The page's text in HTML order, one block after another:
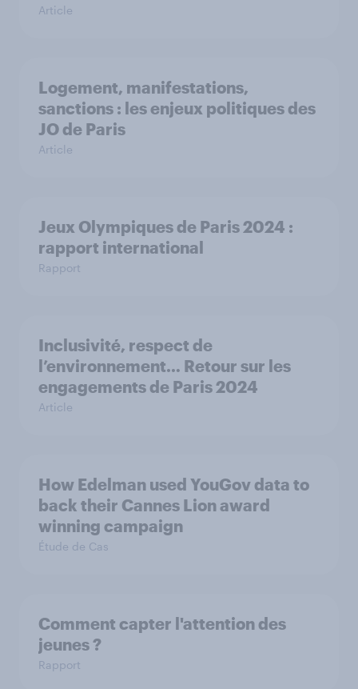
Article
Logement, manifestations,
sanctions : les enjeux politiques des
JO de Paris
Article
Jeux Olympiques de Paris 2024 :
rapport international
Rapport
Inclusivité, respect de
l’environnement… Retour sur les
engagements de Paris 2024
Article
How Edelman used YouGov data to
back their Cannes Lion award
winning campaign
Étude de Cas
Comment capter l'attention des
jeunes ?
Rapport